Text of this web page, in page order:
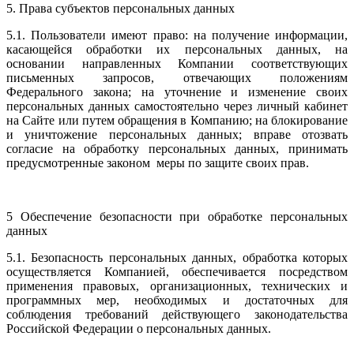
5. Права субъектов персональных данных
5.1. Пользователи имеют право: на получение информации,
касающейся обработки их персональных данных, на
основании направленных Компании соответствующих
письменных запросов, отвечающих положениям
Федерального закона; на уточнение и изменение своих
персональных данных самостоятельно через личный кабинет
на Сайте или путем обращения в Компанию; на блокирование
и уничтожение персональных данных; вправе отозвать
согласие на обработку персональных данных, принимать
предусмотренные законом меры по защите своих прав.
5 Обеспечение безопасности при обработке персональных
данных
5.1. Безопасность персональных данных, обработка которых
осуществляется Компанией, обеспечивается посредством
применения правовых, организационных, технических и
программных мер, необходимых и достаточных для
соблюдения требований действующего законодательства
Российской Федерации о персональных данных.